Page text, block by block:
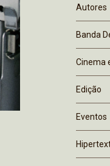
Autores
Banda
Cinema
Edição
Eventos